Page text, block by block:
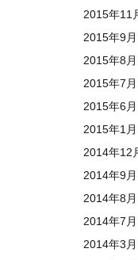
2015年11
2015年9月
2015年8月
2015年7月
2015年6月
2015年1月
2014年12
2014年9月
2014年8月
2014年7月
2014年3月